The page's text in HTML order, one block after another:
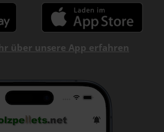
über unsere App erfahren